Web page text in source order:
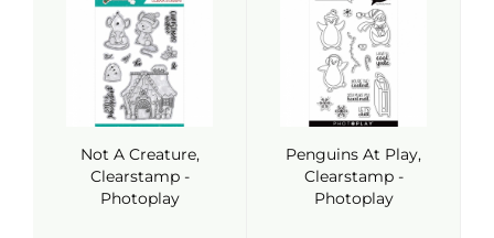
Not A Creature,
Clearstamp -
Photoplay
Penguins At Play,
Clearstamp -
Photoplay